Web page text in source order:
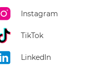
Instagram
TikTok
LinkedIn